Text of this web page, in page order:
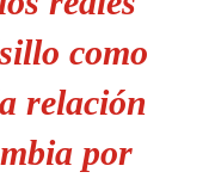
como
relación
por